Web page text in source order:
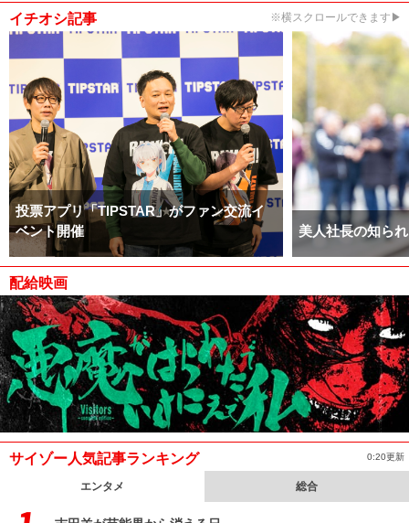
イチオシ記事 ※横スクロールできます▶
投票アプリ「TIPSTAR」がファン交流イ
ベント開催
美人社長の知ら
配給映画
サイゾー人気記事ランキング 0:20更新
エンタメ 総合